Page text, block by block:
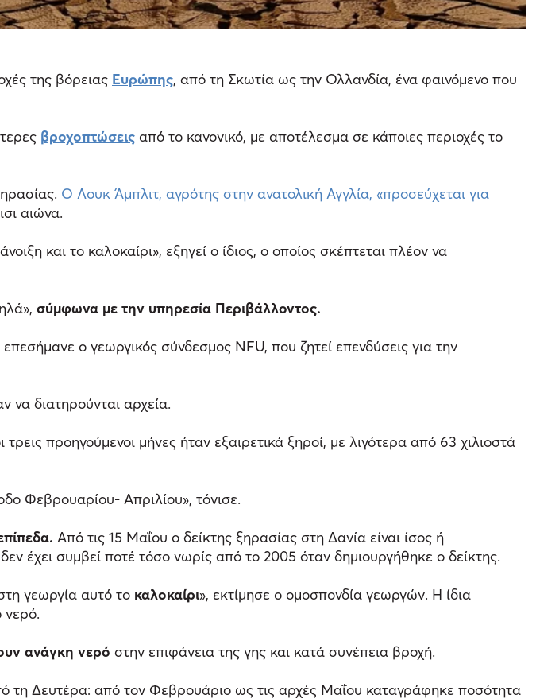
της βόρειας Ευρώπης, από τη Σκωτία ως την Ολλανδία, ένα φαινόμενο που
βροχοπτώσεις από το κανονικό, με αποτέλεσμα σε κάποιες περιοχές το
Ο Λουκ Άμπλιτ, αγρότης στην ανατολική Αγγλία, «προσεύχεται για
αιώνα.
και το καλοκαίρι», εξηγεί ο ίδιος, ο οποίος σκέπτεται πλέον να
σύμφωνα με την υπηρεσία Περιβάλλοντος.
ο γεωργικός σύνδεσμος NFU, που ζητεί επενδύσεις για την
να διατηρούνται αρχεία.
προηγούμενοι μήνες ήταν εξαιρετικά ξηροί, με λιγότερα από 63 χιλιοστά
Φεβρουαρίου- Απριλίου», τόνισε.
Από τις 15 Μαΐου ο δείκτης ξηρασίας στη Δανία είναι ίσος ή
έχει συμβεί ποτέ τόσο νωρίς από το 2005 όταν δημιουργήθηκε ο δείκτης.
γεωργία αυτό το καλοκαίρι», εκτίμησε ο ομοσπονδία γεωργών. Η ίδια
νερό.
ανάγκη νερό στην επιφάνεια της γης και κατά συνέπεια βροχή.
τη Δευτέρα: από τον Φεβρουάριο ως τις αρχές Μαΐου καταγράφηκε ποσότητα